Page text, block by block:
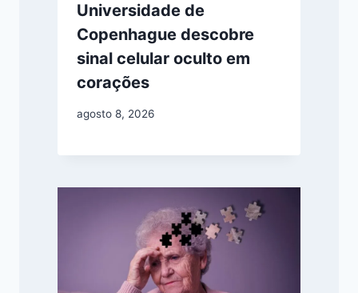
Universidade de
Copenhague descobre
sinal celular oculto em
corações
agosto 8, 2026